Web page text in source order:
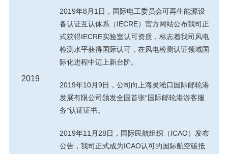
2019
2019年8月1日，国际电工委员会可再生能源设
备认证互认体系（IECRE）官方网站公布我司正
式获得IECRE实验室认可资质，标志着我司风电
检测水平获得国际认可，在风电检测认证领域国
际化进程中迈上新台阶。
2019年10月9日，公司向上海吴淞口国际邮轮港
发展有限公司颁发全国首张“国际邮轮港游客服
务”认证证书。
2019年11月28日，国际民航组织（ICAO）发布
公告，我司正式成为ICAO认可的国际航空碳抵